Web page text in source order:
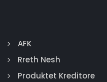
AFK
Rreth Nesh
Produktet Kreditore